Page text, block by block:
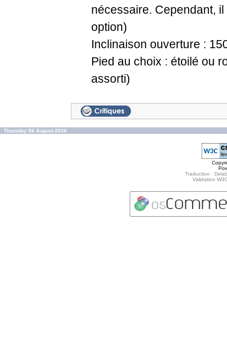
nécessaire. Cependant,
option)
Inclinaison ouverture :
Pied au choix : étoilé ou
assorti)
Thursday 06 August 2026
Traduction :
Validation